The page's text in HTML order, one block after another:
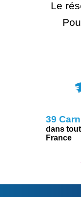
Le
39
dans
France